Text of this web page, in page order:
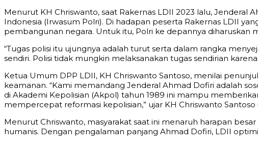
Menurut KH Chriswanto, saat Rakernas LDII 2023 lalu,
Indonesia (Irwasum Polri). Di hadapan peserta Rakernas LDII
pembangunan negara. Untuk itu, Polri ke depannya
“Tugas polisi itu ujungnya adalah turut serta dalam rangka
sendiri. Polisi tidak mungkin melaksanakan tugas sendirian
Ketua Umum DPP LDII, KH Chriswanto Santoso, menilai
keamanan. “Kami memandang Jenderal Ahmad Dofiri adalah
di Akademi Kepolisian (Akpol) tahun 1989 ini mampu
mempercepat reformasi kepolisian,” ujar KH Chriswanto Santoso
Menurut Chriswanto, masyarakat saat ini menaruh harapan
humanis. Dengan pengalaman panjang Ahmad Dofiri, LDII